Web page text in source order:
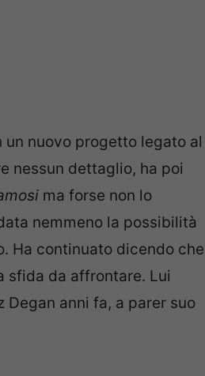
un nuovo progetto legato al
nessun dettaglio, ha poi
ma forse non lo
nemmeno la possibilità
Ha continuato dicendo che
sfida da affrontare. Lui
anni fa, a parer suo